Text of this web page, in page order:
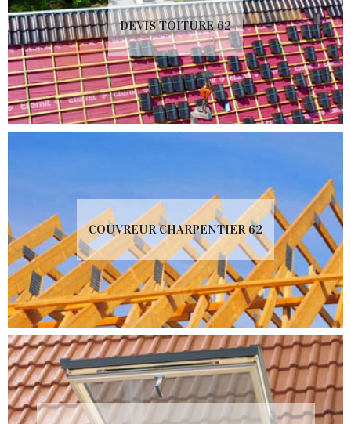
DEVIS TOITURE 62
COUVREUR CHARPENTIER 62